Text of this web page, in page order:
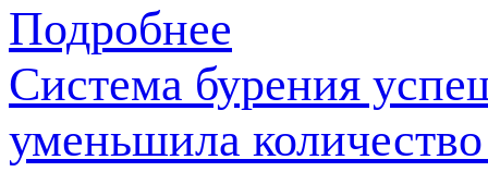
Подробнее
Система бурения
уменьшила